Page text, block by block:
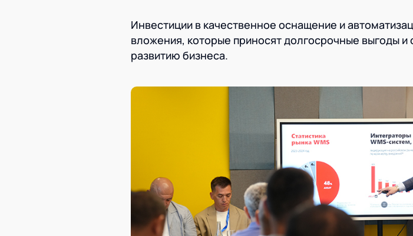
Инвестиции в качественное оснащение и
вложения, которые приносят долгосрочные выгоды и
развитию бизнеса.